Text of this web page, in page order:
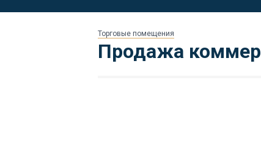
Торговые помещения
Продажа